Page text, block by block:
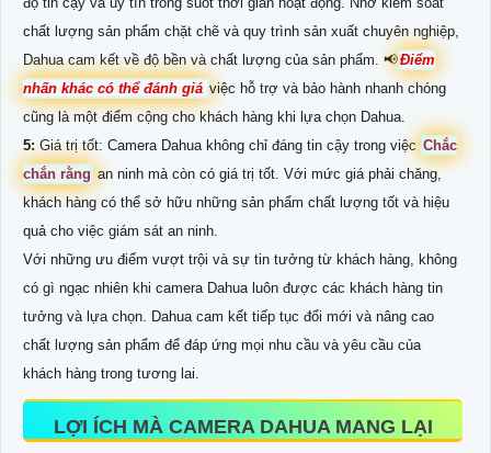
chất lượng sản phẩm chặt chẽ và quy trình sản xuất chuyên nghiệp,
Dahua cam kết về độ bền và chất lượng của sản phẩm. 📢Điểm
nhấn khác có thể đánh giá việc hỗ trợ và bảo hành nhanh chóng
cũng là một điểm cộng cho khách hàng khi lựa chọn Dahua.
5: Giá trị tốt: Camera Dahua không chỉ đáng tin cậy trong việc Chắc
chắn rằng an ninh mà còn có giá trị tốt. Với mức giá phải chăng,
khách hàng có thể sở hữu những sản phẩm chất lượng tốt và hiệu
quả cho việc giám sát an ninh.
Với những ưu điểm vượt trội và sự tin tưởng từ khách hàng, không
có gì ngạc nhiên khi camera Dahua luôn được các khách hàng tin
tưởng và lựa chọn. Dahua cam kết tiếp tục đổi mới và nâng cao
chất lượng sản phẩm để đáp ứng mọi nhu cầu và yêu cầu của
khách hàng trong tương lai.
LỢI ÍCH MÀ CAMERA DAHUA MANG LẠI